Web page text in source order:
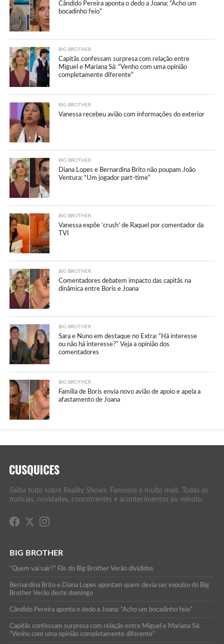
Cândido Pereira aponta o dedo a Joana: “Acho um
bocadinho feio”
BIG BROTHER
Capitãs confessam surpresa com relação entre
Miguel e Mariana Sá: “Venho com uma opinião
completamente diferente”
BIG BROTHER
Vanessa recebeu avião com informações do exterior
BIG BROTHER
Diana Lopes e Bernardina Brito não poupam João
Ventura: “Um jogador part-time”
BIG BROTHER
Vanessa expõe ‘crush’ de Raquel por comentador da
TVI
BIG BROTHER
Comentadores debatem impacto das capitãs na
dinâmica entre Boris e Joana
BIG BROTHER
Sara e Nuno em destaque no Extra: “Há interesse
ou não há interesse?” Veja a opinião dos
comentadores
BIG BROTHER
Família de Boris envia novo avião de apoio e apela a
afastamento de Joana
Saiba tudo sobre Reality Shows, Famosos e muito mais. Todas as
notícias, novidades, concorrentes e acontecimentos ao minuto.
BIG BROTHER
“Quem vai sair?” Fãs do Big Brother Verão divididos
Bernardina Brito e Diana Lopes apontam quem devia ser expulso do Big
Brother Verão deste domingo
Cândido Pereira aponta o dedo a Joana: “Acho um bocadinho feio”
Capitãs confessam surpresa com relação entre Miguel e Mariana Sá:
“Venho com uma opinião completamente diferente”